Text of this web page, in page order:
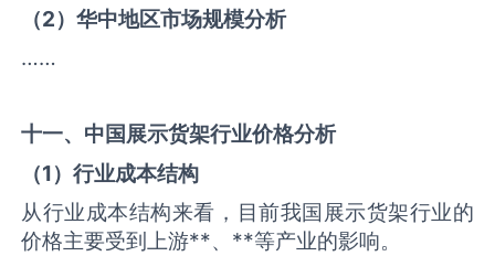
（2）华中地区市场规模分析
……
十一、中国展示货架行业价格分析
（1）行业成本结构
从行业成本结构来看，目前我国展示货架行业的
价格主要受到上游**、**等产业的影响。